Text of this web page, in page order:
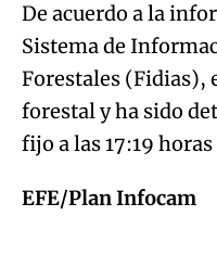
De acuerdo a la
Sistema de
Forestales (Fidias),
forestal y ha sido
fijo a las 17:19
EFE/Plan Infocam